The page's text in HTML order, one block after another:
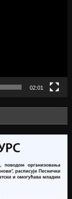
02:01